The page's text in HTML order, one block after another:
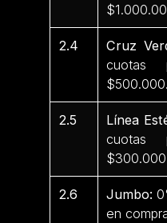
2.4 Cruz
cuotas
$500.000.
2.5 Línea
cuotas
$300.000
2.6 Jumbo:
en